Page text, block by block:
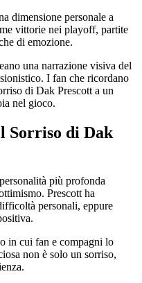
dimensione personale a
vittorie nei playoff, partite
di emozione.
una narrazione visiva del
I fan che ricordano
di Dak Prescott a un
nel gioco.
Sorriso di Dak
più profonda
Prescott ha
personali, eppure
in cui fan e compagni lo
non è solo un sorriso,